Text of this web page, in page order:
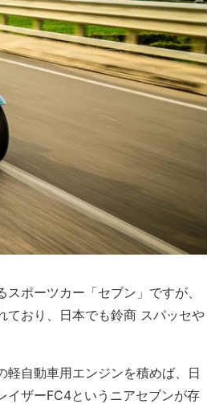
ポーツカー「セブン」ですが、
ており、日本でも鈴商 スパッセや
軽自動車用エンジンを積めば、日
イザーFC4というニアセブンが存